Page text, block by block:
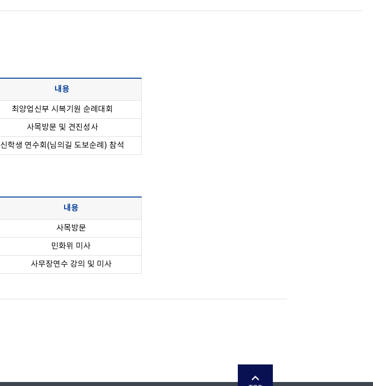
내용
최양업신부 시복기원 순례대회
사목방문 및 견진성사
신학생 연수회(님의길 도보순례) 참석
내용
사목방문
민화위 미사
사무장연수 강의 및 미사